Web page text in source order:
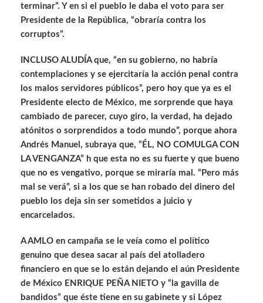
terminar”. Y en si el pueblo le daba el voto para ser
Presidente de la República, “obraría contra los
corruptos”.
INCLUSO ALUDÍA que, “en su gobierno, no habría
contemplaciones y se ejercitaría la acción penal contra
los malos servidores públicos”, pero hoy que ya es el
Presidente electo de México, me sorprende que haya
cambiado de parecer, cuyo giro, la verdad, ha dejado
atónitos o sorprendidos a todo mundo”, porque ahora
Andrés Manuel, subraya que, “ÉL, NO COMULGA CON
LA VENGANZA” h que esta no es su fuerte y que bueno
que no es vengativo, porque se miraría mal. “Pero más
mal se verá”, si a los que se han robado del dinero del
pueblo los deja sin ser sometidos a juicio y
encarcelados.
A AMLO en campaña se le veía como el político
genuino que desea sacar al país del atolladero
financiero en que se lo están dejando el aún Presidente
de México ENRIQUE PEÑA NIETO y “la gavilla de
bandidos” que éste tiene en su gabinete y si López